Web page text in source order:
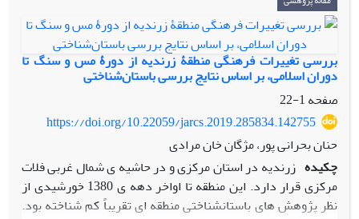
بررسی تغییرات فرهنگی منطقۀ زرندیه از دورۀ مس و سنگ تا
دوران اسلامی، بر اساس نتایج بررسی باستان‌شناختی
صفحه1-22
https://doi.org/10.22059/jarcs.2019.285834.142755
حنان بحرانی پور، مژگان خان مرادی
چکیده زرندیه در استان مرکزی و در حاشیه­ ی شمال غربی فلات
مرکزی قرار دارد. این منطقه تا اواخر دهه­ ی 1380 خورشیدی از
نظر پژوهش­ های باستان­شناختی منطقه ­ای تقریباً کم ­شناخته بود.